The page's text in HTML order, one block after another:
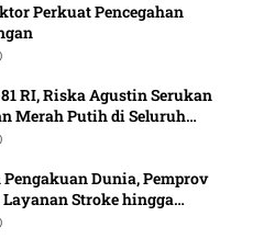
Perkuat Pencegahan
RI, Riska Agustin Serukan
Merah Putih di Seluruh
Pengakuan Dunia, Pemprov
Stroke hingga